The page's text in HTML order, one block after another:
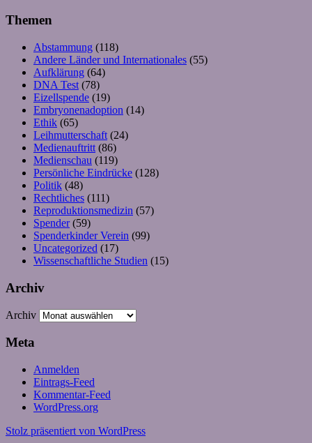
Themen
Abstammung (118)
Andere Länder und Internationales (55)
Aufklärung (64)
DNA Test (78)
Eizellspende (19)
Embryonenadoption (14)
Ethik (65)
Leihmutterschaft (24)
Medienauftritt (86)
Medienschau (119)
Persönliche Eindrücke (128)
Politik (48)
Rechtliches (111)
Reproduktionsmedizin (57)
Spender(59)
Spenderkinder Verein (99)
Uncategorized (17)
Wissenschaftliche Studien (15)
Archiv
Archiv
Meta
Anmelden
Eintrags-Feed
Kommentar-Feed
WordPress.org
Stolz präsentiert von WordPress